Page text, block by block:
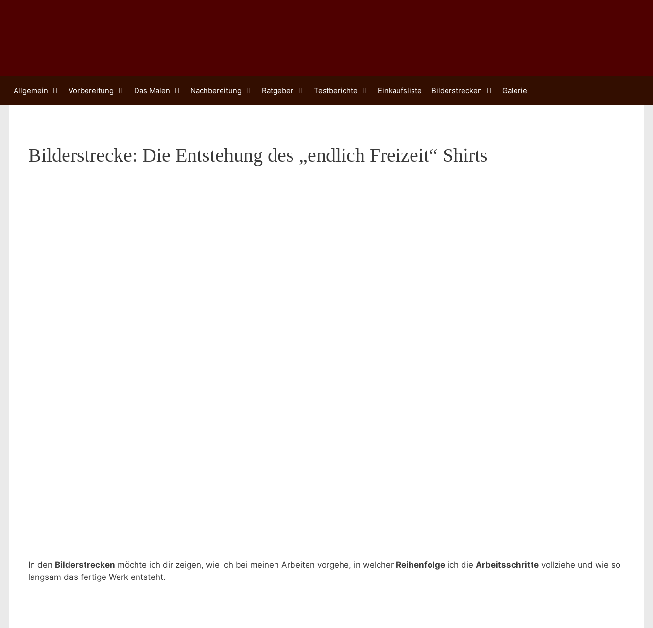
Allgemein Vorbereitung Das Malen Nachbereitung Ratgeber Testberichte Einkaufsliste Bilderstrecken Galerie
Bilderstrecke: Die Entstehung des „endlich Freizeit“ Shirts
In den Bilderstrecken möchte ich dir zeigen, wie ich bei meinen Arbeiten vorgehe, in welcher Reihenfolge ich die Arbeitsschritte vollziehe und wie so
langsam das fertige Werk entsteht.